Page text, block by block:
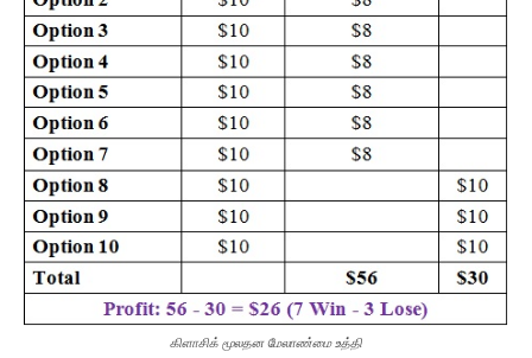
கிளாசிக் மூலதன மேலாண்மை உத்தி